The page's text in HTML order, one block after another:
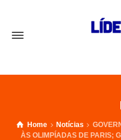
Home Notícias
ÀS OLIMPÍADAS DE PARIS;